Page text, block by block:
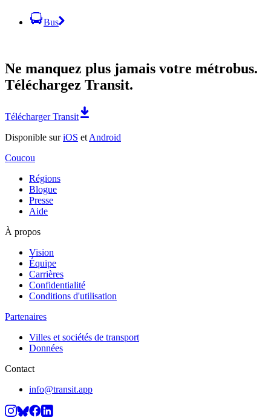
Bus
Ne manquez plus jamais votre métrobus.
Téléchargez Transit.
Télécharger Transit
Disponible suriOS et Android
Coucou
Régions
Blogue
Presse
Aide
À propos
Vision
Équipe
Carrières
Confidentialité
Conditions d'utilisation
Partenaires
Villes et sociétés de transport
Données
Contact
info@transit.app